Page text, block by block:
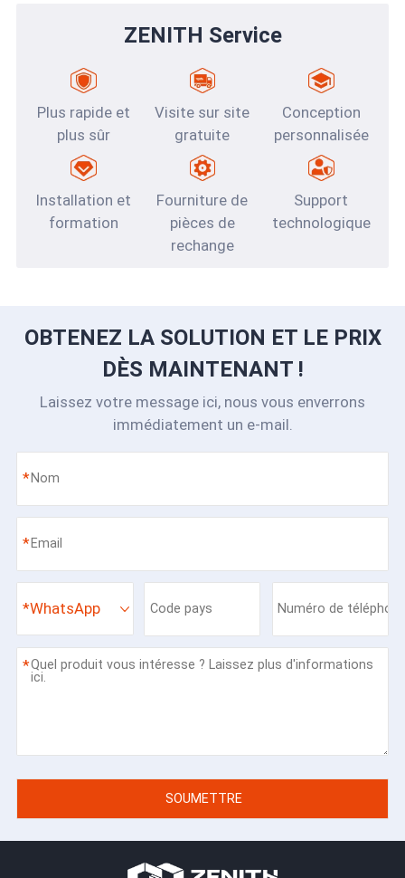
ZENITH Service
Plus rapide et
plus sûr
Visite sur site
gratuite
Conception
personnalisée
Installation et
formation
Fourniture de
pièces de
rechange
Support
technologique
OBTENEZ LA SOLUTION ET LE PRIX
DÈS MAINTENANT !
Laissez votre message ici, nous vous enverrons
immédiatement un e-mail.
*
*
*WhatsApp
*